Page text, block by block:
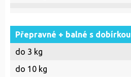
Přepravné + balné s dobírkou
do 3 kg
do 10 kg